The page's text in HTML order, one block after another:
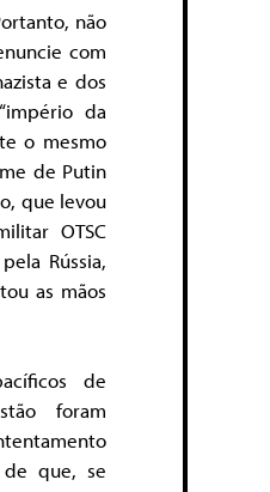
não
com
e dos
da
o mesmo
de Putin
que levou
OTSC
Rússia,
as mãos
de
foram
que, se